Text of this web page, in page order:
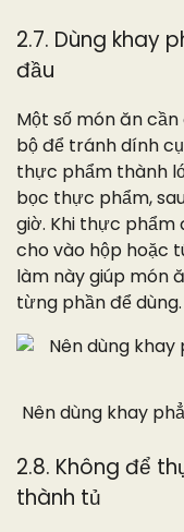
2.7. Dùng khay
đầu
Một số món ăn
bộ để tránh dính
thực phẩm thành
bọc thực phẩm,
giờ. Khi thực phẩm
cho vào hộp hoặc
làm này giúp món
từng phần để dùng.
Nên dùng khay
2.8. Không để
thành tủ